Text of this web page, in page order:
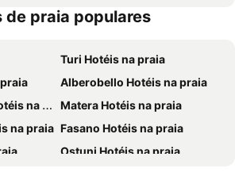
de praia populares
Turi Hotéis na praia
Alberobello Hotéis na praia
na praia
Matera Hotéis na praia
na praia Fasano Hotéis na praia
Ostuni Hotéis na praia